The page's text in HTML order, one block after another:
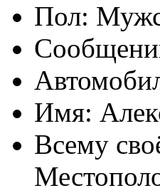
Пол:
Имя:
Всему